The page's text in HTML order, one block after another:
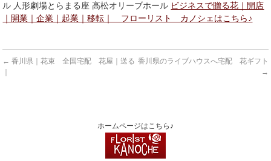
ル 人形劇場とらまる座 高松オリーブホール ビジネスで贈る花｜開店
｜開業｜企業｜起業｜移転｜ フローリスト カノシェはこちら♪
← 香川県｜花束 全国宅配 花屋｜送る 香川県のライブハウスへ宅配 花ギフト
→
ホームページはこちら♪